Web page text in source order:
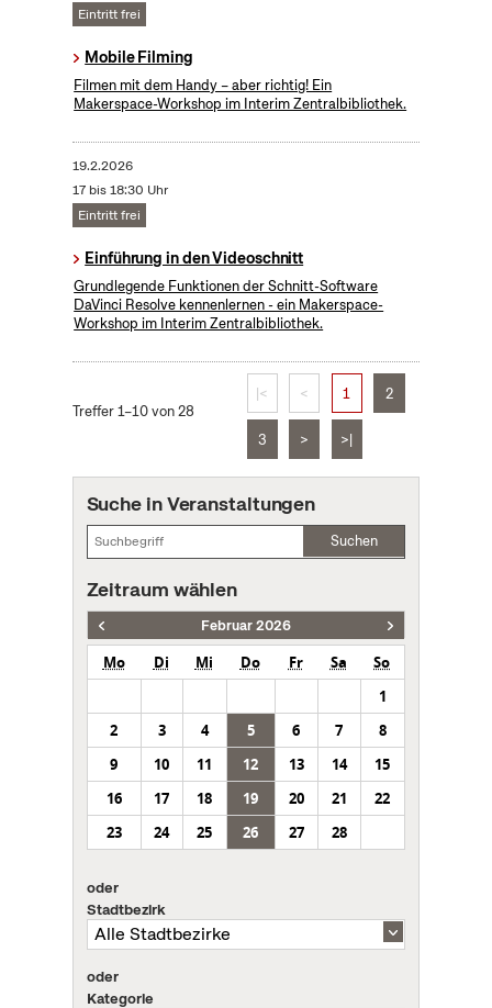
Eintritt frei
Mobile Filming
Filmen mit dem Handy – aber richtig! Ein
Makerspace-Workshop im Interim Zentralbibliothek.
19.2.2026
17 bis 18:30 Uhr
Eintritt frei
Einführung in den Videoschnitt
Grundlegende Funktionen der Schnitt-Software
DaVinci Resolve kennenlernen - ein Makerspace-
Workshop im Interim Zentralbibliothek.
Treffer 1–10 von 28
|< < 1 2
3 > >|
Suche in Veranstaltungen
Suchen
Zeitraum wählen
Februar 2026
Mo Di Mi Do Fr Sa
So
1
2
3 4 5 6 7
8
9
10 11 12 13 14
15
16
17 18 19 20 21
22
23
24 25 26 27 28
oder
Stadtbezirk
oder
Kategorie